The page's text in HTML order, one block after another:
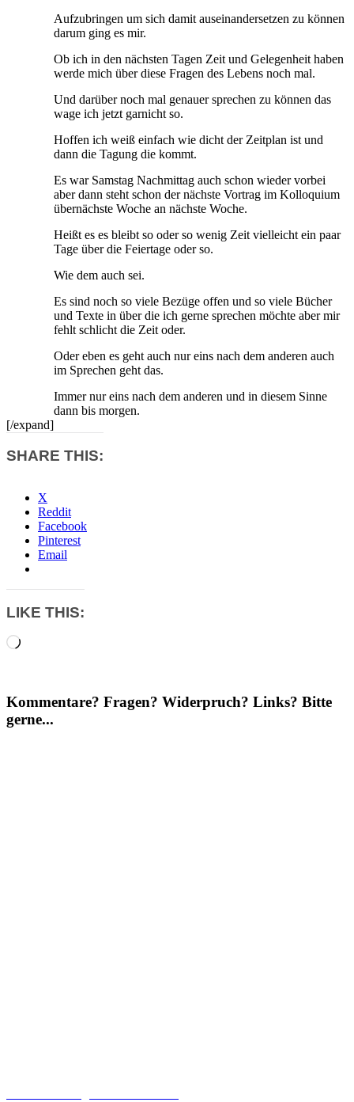
Aufzubringen um sich damit auseinandersetzen zu können
darum ging es mir.
Ob ich in den nächsten Tagen Zeit und Gelegenheit haben
werde mich über diese Fragen des Lebens noch mal.
Und darüber noch mal genauer sprechen zu können das
wage ich jetzt garnicht so.
Hoffen ich weiß einfach wie dicht der Zeitplan ist und
dann die Tagung die kommt.
Es war Samstag Nachmittag auch schon wieder vorbei
aber dann steht schon der nächste Vortrag im Kolloquium
übernächste Woche an nächste Woche.
Heißt es es bleibt so oder so wenig Zeit vielleicht ein paar
Tage über die Feiertage oder so.
Wie dem auch sei.
Es sind noch so viele Bezüge offen und so viele Bücher
und Texte in über die ich gerne sprechen möchte aber mir
fehlt schlicht die Zeit oder.
Oder eben es geht auch nur eins nach dem anderen auch
im Sprechen geht das.
Immer nur eins nach dem anderen und in diesem Sinne
dann bis morgen.
[/expand]
SHARE THIS:
X
Reddit
Facebook
Pinterest
Email
LIKE THIS:
Loading…
Kommentare? Fragen? Widerpruch? Links? Bitte
gerne...
Post